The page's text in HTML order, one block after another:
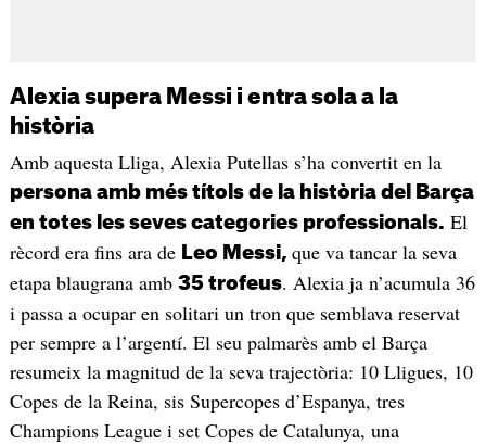
Alexia supera Messi i entra sola a la
història
Amb aquesta Lliga, Alexia Putellas s’ha convertit en la
persona amb més títols de la història del Barça
en totes les seves categories professionals. El
rècord era fins ara de Leo Messi, que va tancar la seva
etapa blaugrana amb 35 trofeus. Alexia ja n’acumula 36
i passa a ocupar en solitari un tron que semblava reservat
per sempre a l’argentí. El seu palmarès amb el Barça
resumeix la magnitud de la seva trajectòria: 10 Lligues, 10
Copes de la Reina, sis Supercopes d’Espanya, tres
Champions League i set Copes de Catalunya, una